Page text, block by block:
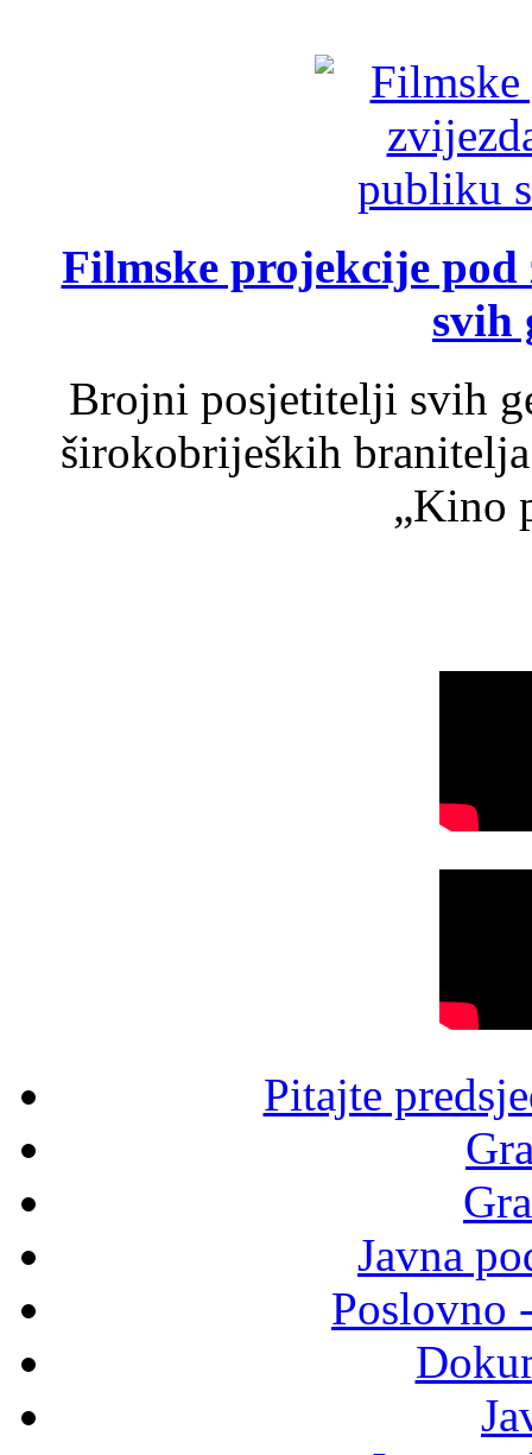
Filmske projekcije
svih
Brojni posjetitelji svih
širokobrijeških
„Kino
Pitajte
Javna
Poslovno